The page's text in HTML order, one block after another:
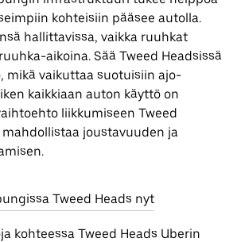
kohteisiin pääsee autolla.
hallittavissa, vaikka ruuhkat
aikoina. Sää Tweed Headsissä
mikä vaikuttaa suotuisiin ajo-
kaikkiaan auton käyttö on
liikkumiseen Tweed
mahdollistaa joustavuuden ja
Tweed Heads nyt
kohteessa Tweed Heads Uberin